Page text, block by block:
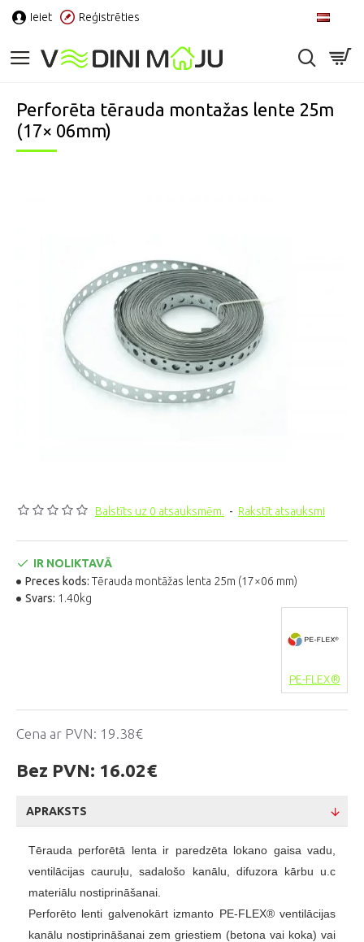
Ieiet Reģistrēties
Perforēta tērauda montažas lente 25m
(17× 06mm)
Balstīts uz 0 atsauksmēm. - Rakstīt atsauksmi
Cena ar PVN: 19.38€
Bez PVN: 16.02€
IR NOLIKTAVĀ
Preces kods: Tērauda montāžas lenta 25m (17×06 mm)
Svars: 1.40kg
PE-FLEX®
APRAKSTS
Tērauda perforētā lenta ir paredzēta lokano gaisa vadu,
ventilācijas cauruļu, sadalošo kanālu, difuzora kārbu u.c
materiālu nostiprināšanai.
Perforēto lenti galvenokārt izmanto PE-FLEX® ventilācijas
kanālu nostiprināšanai zem griestiem (betona vai koka) vai